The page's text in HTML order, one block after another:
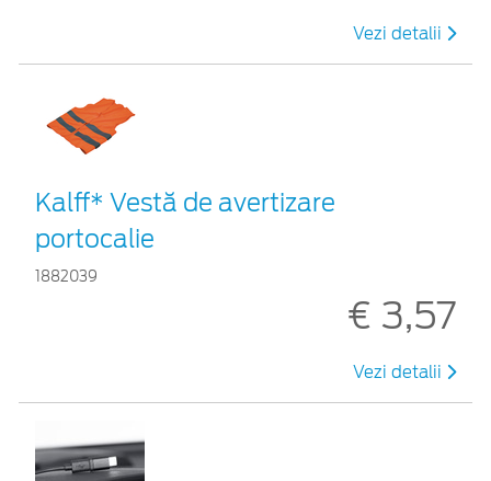
Vezi detalii
Kalff* Vestă de avertizare
portocalie
1882039
€ 3,57
Vezi detalii